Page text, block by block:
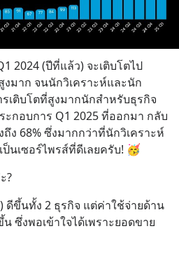
2024 (ปีที่แล้ว) จะเติบโตไป
งมาก จนนักวิเคราะห์และนัก
เติบโตที่สูงมากนักสำหรับธุรกิจ
ะกอบการ Q1 2025 ที่ออกมา กลับ
ง 68% ซึ่งมากกว่าที่นักวิเคราะห์
นเซอร์ไพรส์ที่ดีเลยครับ! 🥳
?
ดีขึ้นทั้ง 2 ธุรกิจ แต่ค่าใช้จ่ายด้าน
ซึ่งพอเข้าใจได้เพราะยอดขาย